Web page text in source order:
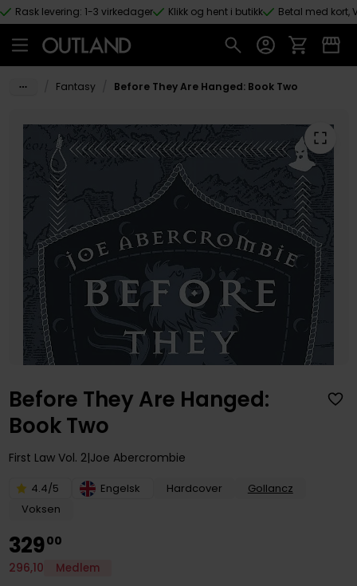
Hopp til hovedinnhold
Rask levering: 1-3 virkedager Klikk og hent i butikk Betal med kort,
Fantasy Before They Are Hanged: Book Two
Before They Are Hanged:
Book Two
First LawVol. 2 Joe Abercrombie
4.4/5 Engelsk Hardcover
Gollancz
Voksen
32900
296,10 Medlem